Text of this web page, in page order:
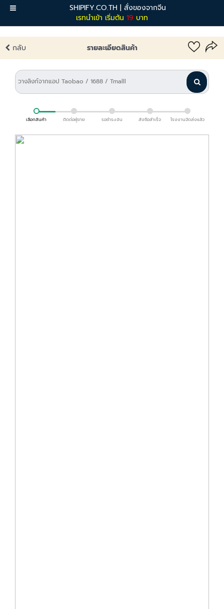
SHIPIFY.CO.TH | สั่งของจากจีน
เรทนำเข้า เริ่มต้น 19 บาท
เมนู
กลับ รายละเอียดสินค้า
เลือกสินค้า ติดต่อผู้ขาย รอชำระเงิน สั่งซื้อสำเร็จ โรงงานจัดส่งแล้ว